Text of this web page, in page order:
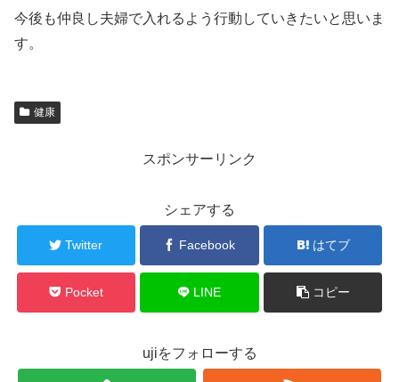
今後も仲良し夫婦で入れるよう行動していきたいと思いま
す。
健康
スポンサーリンク
シェアする
Twitter Facebook はてブ
Pocket LINE コピー
ujiをフォローする